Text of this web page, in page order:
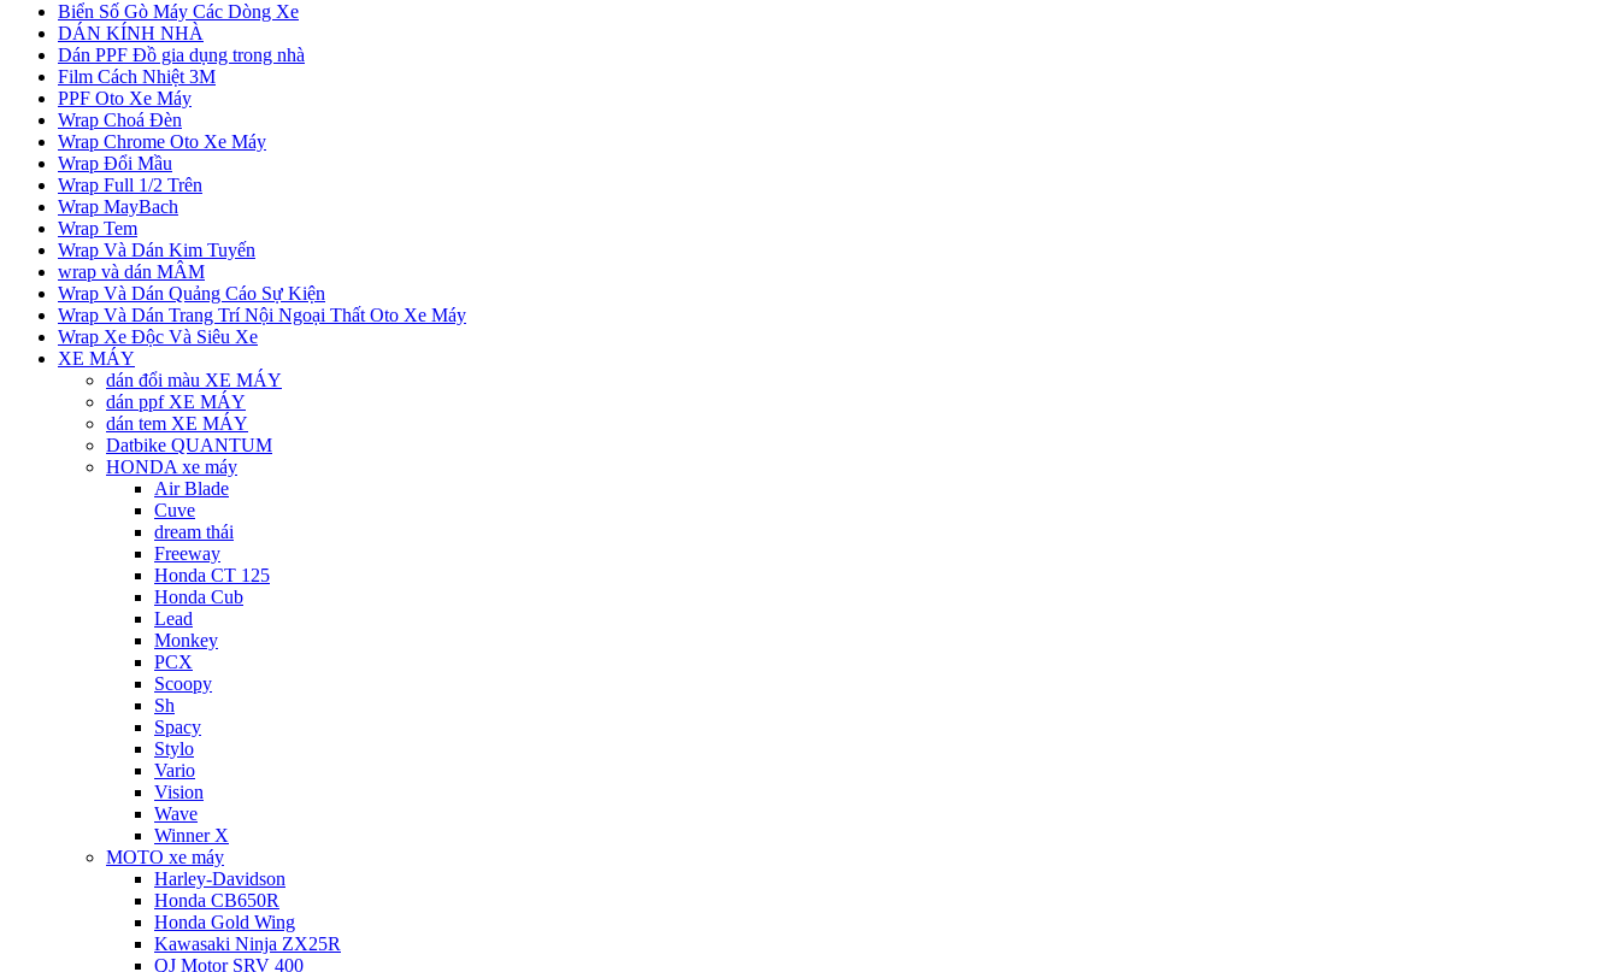
Biển Số Gò Máy Các Dòng Xe
DÁN KÍNH NHÀ
Dán PPF Đồ gia dụng trong nhà
Film Cách Nhiệt 3M
PPF Oto Xe Máy
Wrap Choá Đèn
Wrap Chrome Oto Xe Máy
Wrap Đổi Mầu
Wrap Full 1/2 Trên
Wrap MayBach
Wrap Tem
Wrap Và Dán Kim Tuyến
wrap và dán MÂM
Wrap Và Dán Quảng Cáo Sự Kiện
Wrap Và Dán Trang Trí Nội Ngoại Thất Oto Xe Máy
Wrap Xe Độc Và Siêu Xe
XE MÁY
dán đổi màu XE MÁY
dán ppf XE MÁY
dán tem XE MÁY
Datbike QUANTUM
HONDA xe máy
Air Blade
Cuve
dream thái
Freeway
Honda CT 125
Honda Cub
Lead
Monkey
PCX
Scoopy
Sh
Spacy
Stylo
Vario
Vision
Wave
Winner X
MOTO xe máy
Harley-Davidson
Honda CB650R
Honda Gold Wing
Kawasaki Ninja ZX25R
QJ Motor SRV 400